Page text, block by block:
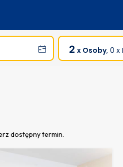
2 x Osoby, 0 x
dostępny termin.